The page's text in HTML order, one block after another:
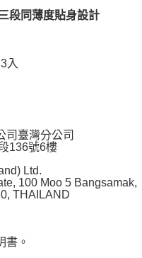
段同薄度貼身設計
入
司臺灣分公司
136號6樓
Ltd.
100 Moo 5 Bangsamak,
THAILAND
書。